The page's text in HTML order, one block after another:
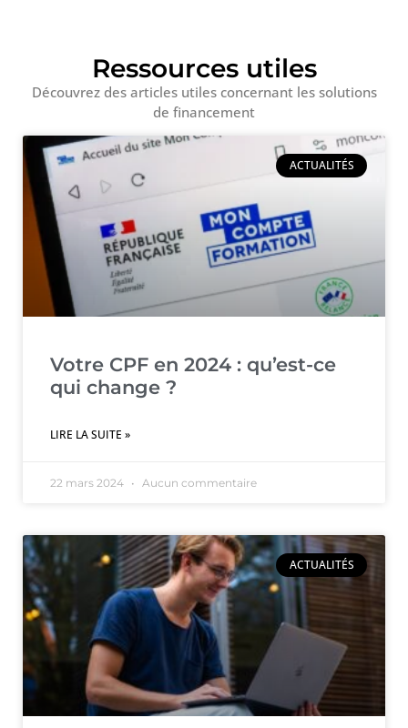
Ressources utiles
Découvrez des articles utiles concernant les solutions
de financement
ACTUALITÉS
Votre CPF en 2024 : qu’est-ce
qui change ?
LIRE LA SUITE »
22 mars 2024 Aucun commentaire
ACTUALITÉS